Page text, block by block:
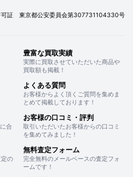
可証 東京都公安委員会第307731104330号
豊富な買取実績
実際に買取させていただいた商品や
買取額も掲載！
よくある質問
お客様からよく頂くご質問を集めま
とめて掲載しております！
合
お客様の口コミ・評判
取引いただいたお客様からの口コミ
を集めてみました！
の
無料査定フォーム
完全無料のメールベースの査定フォ
ームです！